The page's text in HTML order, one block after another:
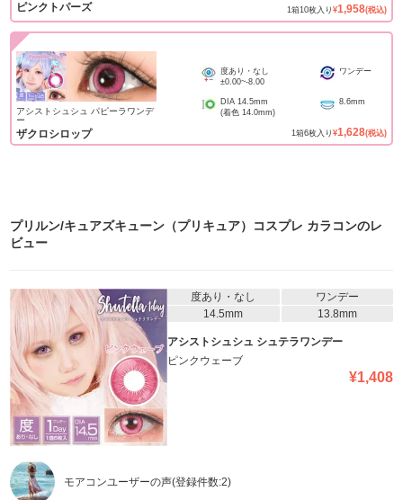
ピンクトパーズ 1箱10枚入り ¥1,958(税込)
アシストシュシュ パピーラワンデ
ー
ザクロシロップ
度あり・なし
±0.00~-8.00
ワンデー
DIA 14.5mm
(着色 14.0mm)
8.6mm
1箱6枚入り ¥1,628(税込)
プリルン/キュアズキューン（プリキュア）コスプレ カラコンのレ
ビュー
度あり・なし
ワンデー
14.5mm
13.8mm
アシストシュシュ シュテラワンデー
ピンクウェーブ
¥1,408
モアコンユーザーの声(登録件数:2)